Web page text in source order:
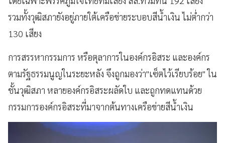
รวมทั้งวุฒิสภายังอยู่ภายใต้เครือข่ายระบอบสีน้ำเงิน ไม่ต่ำกว่า
130 เสียง
การสรรหากรรมการ หรือตุลาการในองค์กรอิสระ และองค์กร
ตามรัฐธรรมนูญในระยะหลัง จึงถูกมองว่า"เซ็ตไว้เรียบร้อย" ใน
ชั้นวุฒิสภา หลายองค์กรอิสระผลัดใบ และถูกทดแทนด้วย
กรรมการองค์กรอิสระที่มาจากต้นทางเครือข่ายสีน้ำเงิน